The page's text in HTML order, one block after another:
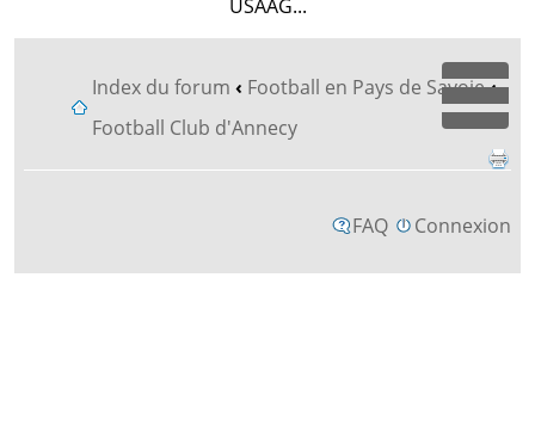
USAAG...
Index du forum ‹ Football en Pays de Savoie‹
Football Club d'Annecy
FAQ Connexion